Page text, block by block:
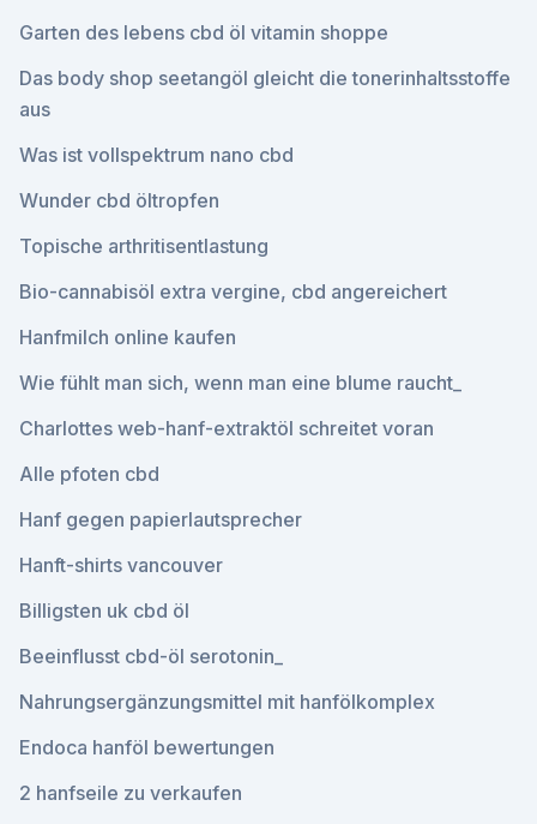
Garten des lebens cbd öl vitamin shoppe
Das body shop seetangöl gleicht die tonerinhaltsstoffe
aus
Was ist vollspektrum nano cbd
Wunder cbd öltropfen
Topische arthritisentlastung
Bio-cannabisöl extra vergine, cbd angereichert
Hanfmilch online kaufen
Wie fühlt man sich, wenn man eine blume raucht_
Charlottes web-hanf-extraktöl schreitet voran
Alle pfoten cbd
Hanf gegen papierlautsprecher
Hanft-shirts vancouver
Billigsten uk cbd öl
Beeinflusst cbd-öl serotonin_
Nahrungsergänzungsmittel mit hanfölkomplex
Endoca hanföl bewertungen
2 hanfseile zu verkaufen